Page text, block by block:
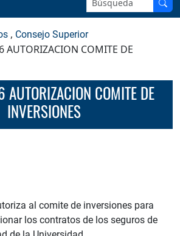
, Consejo Superior
AUTORIZACION COMITE DE
INVERSIONES
al comite de inversiones para
los contratos de los seguros de